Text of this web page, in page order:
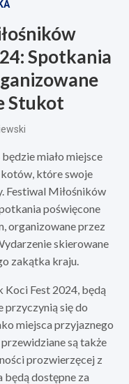
Spotkania
Stukot
miało miejsce
kotów, które swoje
Festiwal Miłośników
poświęcone
organizowane przez
skierowane
zakątka kraju.
Fest 2024, będą
przyczynią się do
miejsca przyjaznego
są także
prozwierzęcej z
będą dostępne za